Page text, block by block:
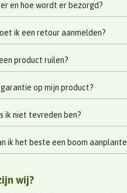
en hoe wordt er bezorgd?
ik een retour aanmelden?
product ruilen?
garantie op mijn product?
ik niet tevreden ben?
ik het beste een boom
wij?